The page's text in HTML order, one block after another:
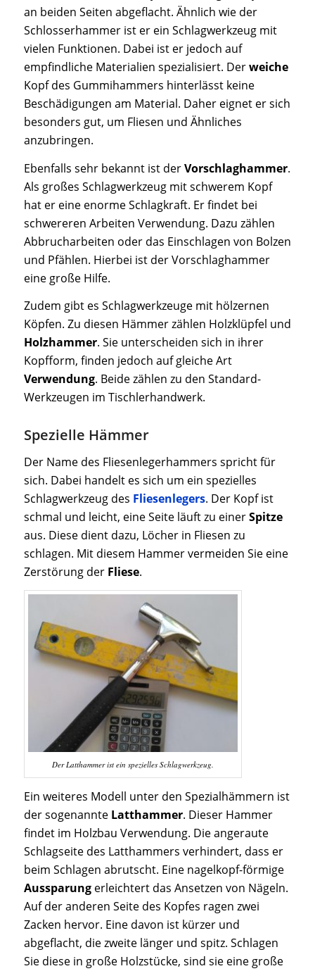
an beiden Seiten abgeflacht. Ähnlich wie der
Schlosserhammer ist er ein Schlagwerkzeug mit
vielen Funktionen. Dabei ist er jedoch auf
empfindliche Materialien spezialisiert. Derweiche
Kopf des Gummihammers hinterlässt keine
Beschädigungen am Material. Daher eignet er sich
besonders gut, um Fliesen und Ähnliches
anzubringen.
Ebenfalls sehr bekannt ist derVorschlaghammer.
Als großes Schlagwerkzeug mit schwerem Kopf
hat er eine enorme Schlagkraft. Er findet bei
schwereren Arbeiten Verwendung. Dazu zählen
Abbrucharbeiten oder das Einschlagen von Bolzen
und Pfählen. Hierbei ist der Vorschlaghammer
eine große Hilfe.
Zudem gibt es Schlagwerkzeuge mit hölzernen
Köpfen. Zu diesen Hämmer zählen Holzklüpfel und
Holzhammer. Sie unterscheiden sich in ihrer
Kopfform, finden jedoch auf gleiche Art
Verwendung. Beide zählen zu den Standard-
Werkzeugen im Tischlerhandwerk.
Spezielle Hämmer
Der Name des Fliesenlegerhammers spricht für
sich. Dabei handelt es sich um ein spezielles
Schlagwerkzeug des Fliesenlegers. Der Kopf ist
schmal und leicht, eine Seite läuft zu einerSpitze
aus. Diese dient dazu, Löcher in Fliesen zu
schlagen. Mit diesem Hammer vermeiden Sie eine
Zerstörung der Fliese.
Der Latthammer ist ein spezielles Schlagwerkzeug.
Ein weiteres Modell unter den Spezialhämmern ist
der sogenannte Latthammer. Dieser Hammer
findet im Holzbau Verwendung. Die angeraute
Schlagseite des Latthammers verhindert, dass er
beim Schlagen abrutscht. Eine nagelkopf-förmige
Aussparungerleichtert das Ansetzen von Nägeln.
Auf der anderen Seite des Kopfes ragen zwei
Zacken hervor. Eine davon ist kürzer und
abgeflacht, die zweite länger und spitz. Schlagen
Sie diese in große Holzstücke, sind sie eine große